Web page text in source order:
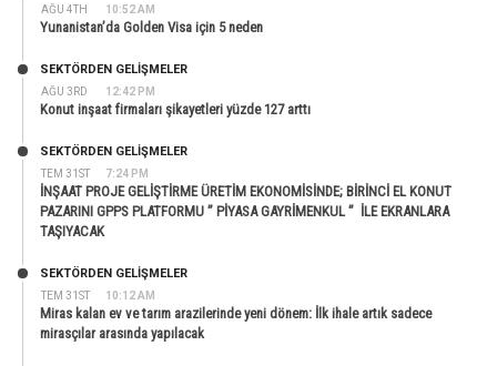
AĞU 4TH 10:52 AM
Yunanistan’da Golden Visa için 5 neden
AĞU 3RD 12:42 PM
SEKTÖRDEN GELIŞMELER
Konut inşaat firmaları şikayetleri yüzde 127 arttı
TEM 31ST 7:24 PM
SEKTÖRDEN GELIŞMELER
İNŞAAT PROJE GELİŞTİRME ÜRETİM EKONOMİSİNDE; BİRİNCİ EL KONUT
PAZARINI GPPS PLATFORMU ” PİYASA GAYRİMENKUL ” İLE EKRANLARA
TAŞIYACAK
TEM 31ST 10:12 AM
SEKTÖRDEN GELIŞMELER
Miras kalan ev ve tarım arazilerinde yeni dönem: İlk ihale artık sadece
mirasçılar arasında yapılacak